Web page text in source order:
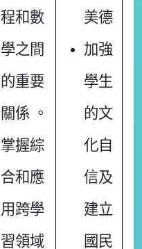
程和數
學之間
的重要
關係 。
掌握綜
合和應
用跨學
習領域
美德
加強
學生
的文
化自
信及
建立
國民